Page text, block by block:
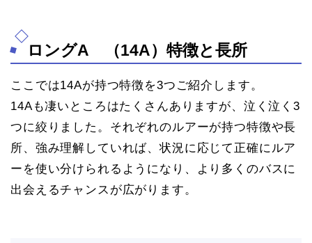
ロングA （14A）特徴と長所
ここでは14Aが持つ特徴を3つご紹介します。
14Aも凄いところはたくさんありますが、泣く泣く3
つに絞りました。それぞれのルアーが持つ特徴や長
所、強み理解していれば、状況に応じて正確にルア
ーを使い分けられるようになり、より多くのバスに
出会えるチャンスが広がります。